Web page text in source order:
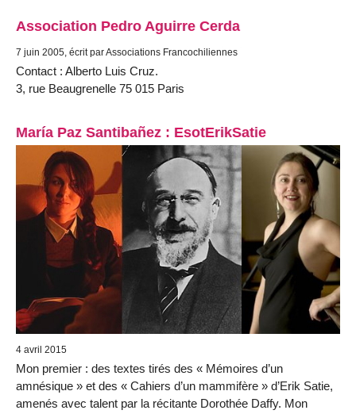
Association Pedro Aguirre Cerda
7 juin 2005, écrit par Associations Francochiliennes
Contact : Alberto Luis Cruz.
3, rue Beaugrenelle 75 015 Paris
María Paz Santibañez : EsotErikSatie
4 avril 2015
Mon premier : des textes tirés des « Mémoires d’un
amnésique » et des « Cahiers d’un mammifère » d’Erik Satie,
amenés avec talent par la récitante Dorothée Daffy. Mon